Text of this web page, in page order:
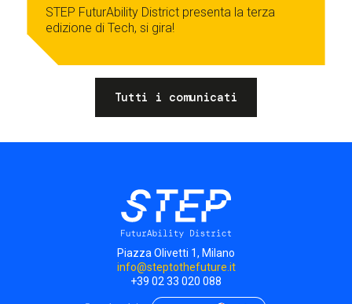
STEP FuturAbility District presenta la terza
edizione di Tech, si gira!
Tutti i comunicati
Piazza Olivetti 1, Milano
info@steptothefuture.it
+39 02 33 020 088